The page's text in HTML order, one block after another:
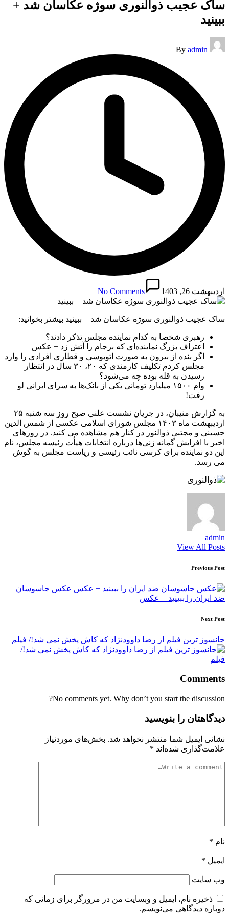
ساک عجیب ذوالنوری سوژه عکاسان شد +
ببینید
Posted
by
By admin
اردیبهشت 26, 1403 No Comments
ساک عجیب ذوالنوری سوژه عکاسان شد + ببینید بیشتر بخوانید:
رهبری شخصا به کدام نماینده مجلس تذکر دادند؟
اعتراف بزرگ نماینده‌ای که برجام را آتش زد + عکس
اگر بنده از بیرون به صورت اتوبوسی و قطاری افرادی را وارد
مجلس کردم تکلیف کارمندی که ۲۰، ۳۰ سال در انتظار
رسیدن به قله بوده چه می‌شود؟
وام ۱۵۰۰ میلیارد تومانی یکی از بانک‌ها به سرای ایرانی لو
رفت!
به گزارش منیبان، در جریان نشست علنی صبح روز سه شنبه ۲۵
اردیبهشت ماه ۱۴۰۳ مجلس شورای اسلامی عکسی از شمس الدین
حسینی و مجتبی ذوالنور در کنار هم مشاهده می کنید. در روزهای
اخیر با افزایش گمانه زنی‌ها درباره انتخابات هیأت رئیسه مجلس، نام
این دو نماینده برای کرسی نائب رئیسی و ریاست مجلس به گوش
می رسد.
admin
View All Posts
Post
navigation
Previous Post
عکس جاسوسان
ضد ایران را ببینید + عکس
Next Post
جانسوز ترین فیلم از رضا داوودنژاد که کاش پخش نمی شد!/ فیلم
Comments
No comments yet. Why don’t you start the discussion?
دیدگاهتان را بنویسید
نشانی ایمیل شما منتشر نخواهد شد. بخش‌های موردنیاز
علامت‌گذاری شده‌اند *
نام *
ایمیل *
وب‌ سایت
ذخیره نام، ایمیل و وبسایت من در مرورگر برای زمانی که
دوباره دیدگاهی می‌نویسم.